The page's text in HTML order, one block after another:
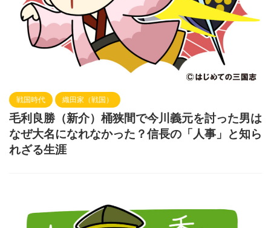
戦国時代 織田家（戦国）
毛利良勝（新介）桶狭間で今川義元を討った男は
なぜ大名になれなかった？信長の「人事」と知ら
れざる生涯